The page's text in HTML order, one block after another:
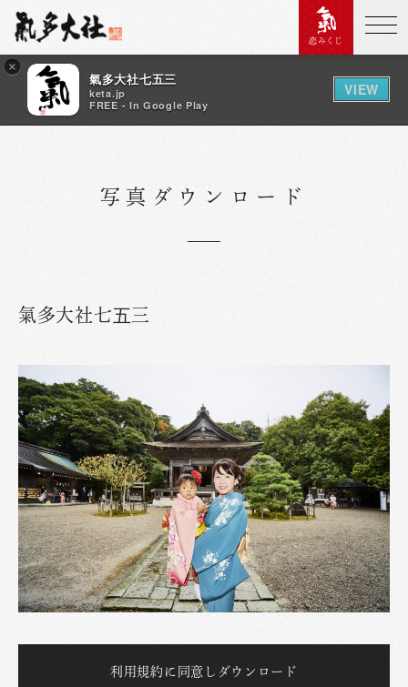
×
氣多大社七五三
keta.jp
FREE - In Google Play
VIEW
恋みくじ
写真ダウンロード
氣多大社七五三
利用規約に同意しダウンロード